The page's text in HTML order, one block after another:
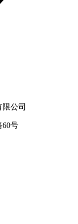
公司
60号